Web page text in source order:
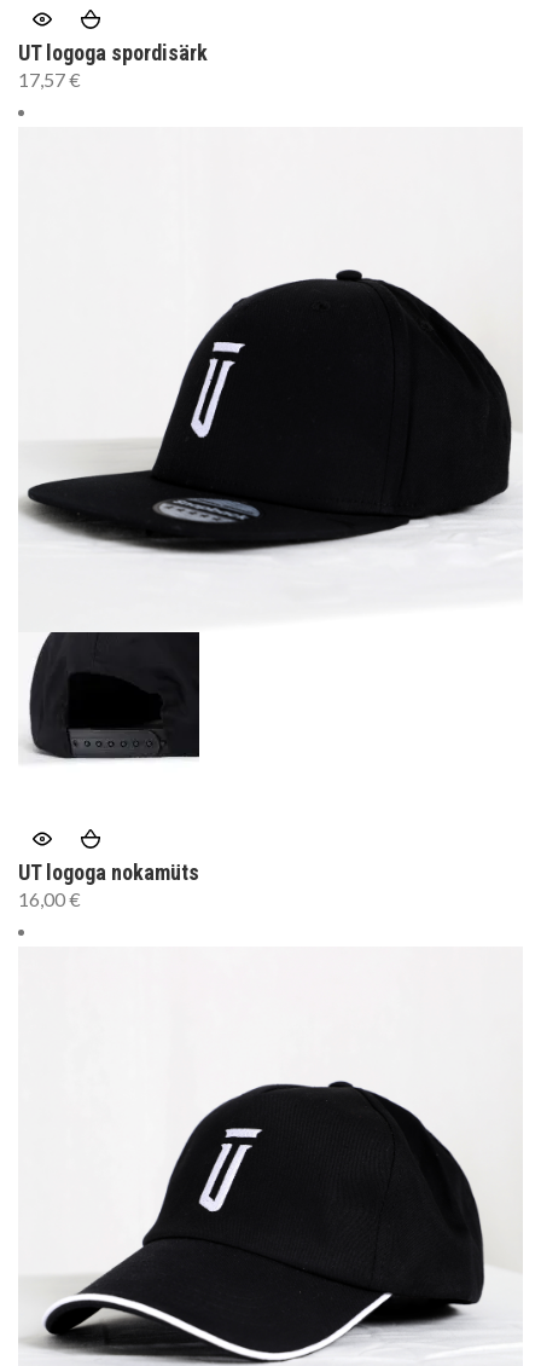
UT logoga spordisärk
17,57€
UT logoga nokamüts
16,00€